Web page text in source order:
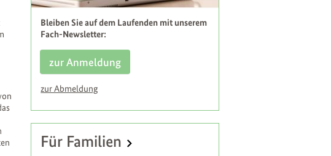
Bleiben Sie auf dem Laufenden mit unserem
Fach-Newsletter:
zur Anmeldung
zur Abmeldung
Für Familien